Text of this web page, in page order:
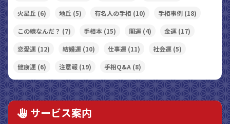
火星丘 (6) 地丘 (5) 有名人の手相 (10) 手相事例 (18)
この線なんだ？ (7) 手相本 (15) 開運 (4) 金運 (17)
恋愛運 (12) 結婚運 (10) 仕事運 (11) 社会運 (5)
健康運 (6) 注意報 (19) 手相Q&A (8)
サービス案内